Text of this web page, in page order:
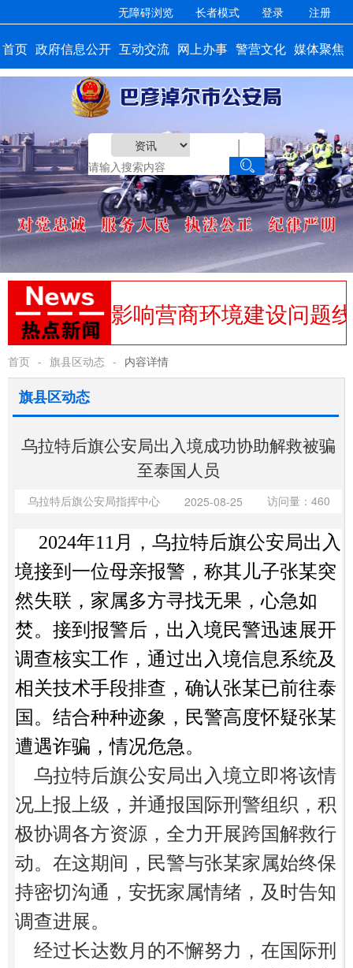
无障碍浏览 长者模式 登录 注册
首页 政府信息公开 互动交流 网上办事 警营文化 媒体聚焦
|

首页 - 旗县区动态 - 内容详情
旗县区动态
乌拉特后旗公安局出入境成功协助解救被骗
至泰国人员
乌拉特后旗公安局指挥中心 2025-08-25 访问量：460
2024年11月，乌拉特后旗公安局出入
境接到一位母亲报警，称其儿子张某突
然失联，家属多方寻找无果，心急如
焚。接到报警后，出入境民警迅速展开
调查核实工作，通过出入境信息系统及
相关技术手段排查，确认张某已前往泰
国。结合种种迹象，民警高度怀疑张某
遭遇诈骗，情况危急。
乌拉特后旗公安局出入境立即将该情
况上报上级，并通报国际刑警组织，积
极协调各方资源，全力开展跨国解救行
动。在这期间，民警与张某家属始终保
持密切沟通，安抚家属情绪，及时告知
调查进展。
经过长达数月的不懈努力，在国际刑